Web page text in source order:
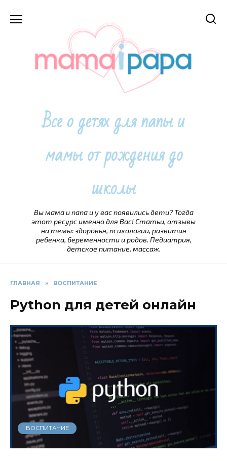
Все о детях для папы и
мамы от рождения до
школы
Вы мама и папа и у вас появились дети? Тогда
этот ресурс именно для Вас! Статьи, отзывы
на темы: здоровья, психологии, развития
ребенка, беременности и родов. Педиатрия,
детское питание, массаж.
ГЛАВНАЯ » ВОСПИТАНИЕ
Python для детей онлайн
ВОСПИТАНИЕ